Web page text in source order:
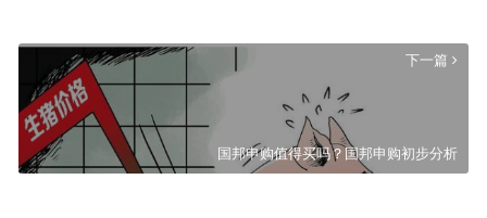
下一篇
国邦申购值得买吗？国邦申购初步分析